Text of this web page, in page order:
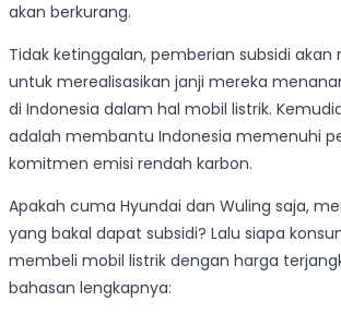
akan berkurang.
Tidak ketinggalan, pemberian subsidi akan
untuk merealisasikan janji mereka
di Indonesia dalam hal mobil listrik.
adalah membantu Indonesia memenuhi
komitmen emisi rendah karbon.
Apakah cuma Hyundai dan Wuling saja,
yang bakal dapat subsidi? Lalu siapa
membeli mobil listrik dengan harga
bahasan lengkapnya: